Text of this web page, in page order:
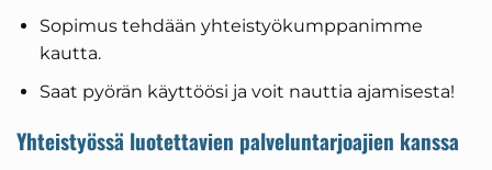
Sopimus tehdään yhteistyökumppanimme
kautta.
Saat pyörän käyttöösi ja voit nauttia ajamisesta!
Yhteistyössä luotettavien palveluntarjoajien kanssa